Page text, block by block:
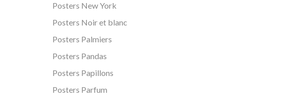
Posters New York
Posters Noir et blanc
Posters Palmiers
Posters Pandas
Posters Papillons
Posters Parfum